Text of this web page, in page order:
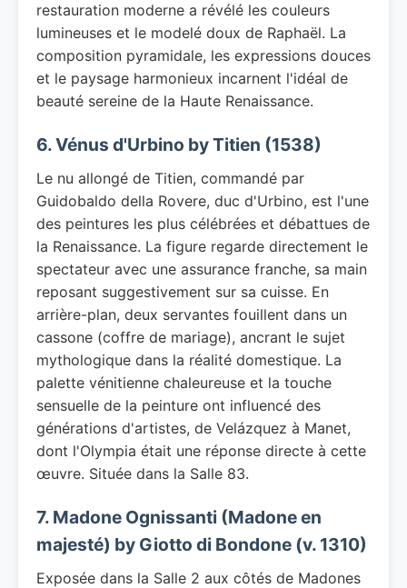
restauration moderne a révélé les couleurs
lumineuses et le modelé doux de Raphaël. La
composition pyramidale, les expressions douces
et le paysage harmonieux incarnent l'idéal de
beauté sereine de la Haute Renaissance.
6. Vénus d'Urbino by Titien (1538)
Le nu allongé de Titien, commandé par
Guidobaldo della Rovere, duc d'Urbino, est l'une
des peintures les plus célébrées et débattues de
la Renaissance. La figure regarde directement le
spectateur avec une assurance franche, sa main
reposant suggestivement sur sa cuisse. En
arrière-plan, deux servantes fouillent dans un
cassone (coffre de mariage), ancrant le sujet
mythologique dans la réalité domestique. La
palette vénitienne chaleureuse et la touche
sensuelle de la peinture ont influencé des
générations d'artistes, de Velázquez à Manet,
dont l'Olympia était une réponse directe à cette
œuvre. Située dans la Salle 83.
7. Madone Ognissanti (Madone en
majesté) by Giotto di Bondone (v. 1310)
Exposée dans la Salle 2 aux côtés de Madones